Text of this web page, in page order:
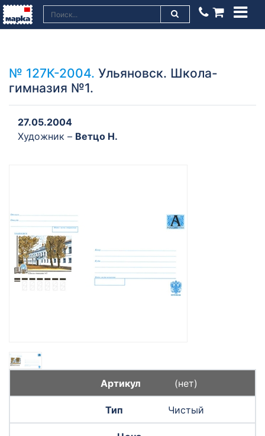
№ 127К-2004. Ульяновск. Школа-
гимназия №1.
27.05.2004
Художник – Ветцо Н.
(нет)
Чистый